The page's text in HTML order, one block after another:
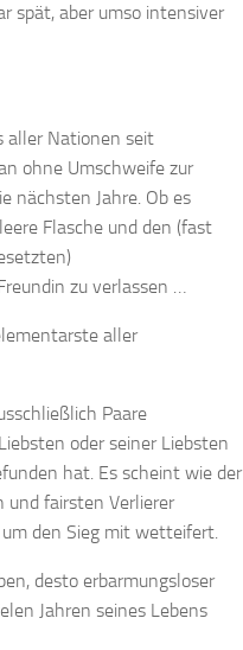
spät, aber umso intensiver
aller Nationen seit
ohne Umschweife zur
nächsten Jahre. Ob es
Flasche und den (fast
zu verlassen …
aller
Paare
oder seiner Liebsten
hat. Es scheint wie der
und fairsten Verlierer
den Sieg mit wetteifert.
desto erbarmungsloser
Jahren seines Lebens